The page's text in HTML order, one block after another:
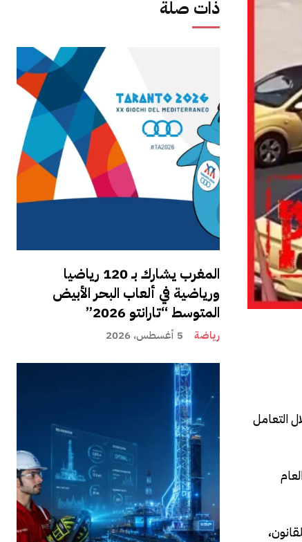
ذات صلة
المغرب يشارك بـ 120 رياضيا
ورياضية في ألعاب البحر الأبيض
المتوسط “تارانتو 2026”
رياضة 5 أغسطس، 2026
التعامل